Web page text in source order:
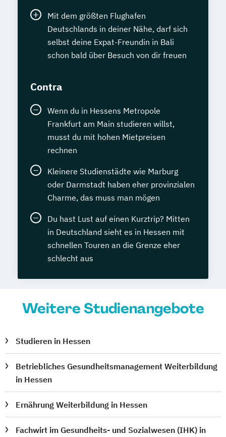
Mit dem größten Flughafen
Deutschlands in deiner Nähe, darf sich
selbst deine Expat-Freundin in Bali
schon bald über Besuch von dir freuen
Contra
Wenn du in Hessens Metropole
Frankfurt am Main studieren willst,
musst du mit hohen Mietpreisen
rechnen
Kleinere Studienstädte wie Marburg
oder Darmstadt haben eher provinzialen
Charme, das muss man mögen
Du hast Lust auf einen Kurztrip? Mitten
in Deutschland sieht es in Hessen mit
schnellen Touren an die Grenze eher
schlecht aus
Weitere Studienangebote
Studieren in Hessen
Betriebliches Gesundheitsmanagement Weiterbildung
in Hessen
Ernährung Weiterbildung in Hessen
Fachwirt im Gesundheits- und Sozialwesen (IHK) in